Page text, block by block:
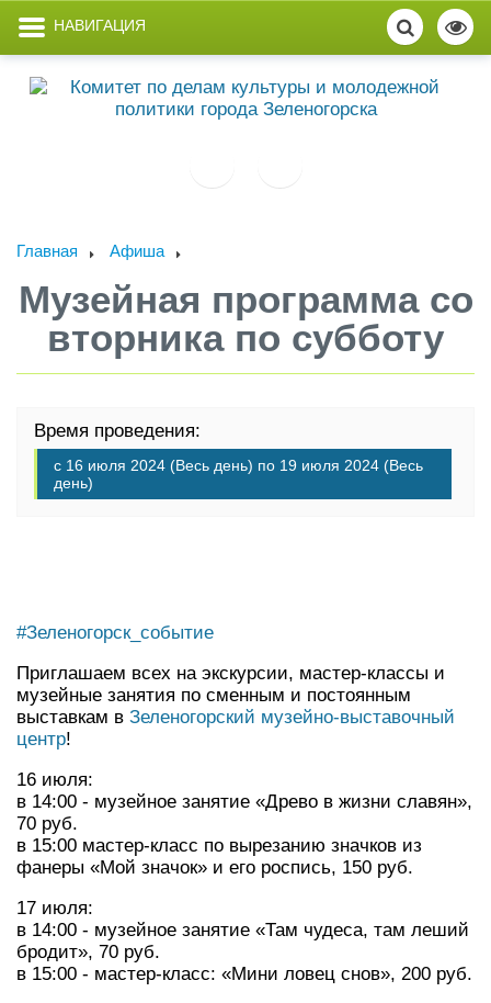
НАВИГАЦИЯ
Главная Афиша
Музейная программа со
вторника по субботу
Время проведения:
с 16 июля 2024 (Весь день) по 19 июля 2024 (Весь
день)
#Зеленогорск_событие
Приглашаем всех на экскурсии, мастер-классы и
музейные занятия по сменным и постоянным
выставкам в Зеленогорский музейно-выставочный
центр!
16 июля:
в 14:00 - музейное занятие «Древо в жизни славян»,
70 руб.
в 15:00 мастер-класс по вырезанию значков из
фанеры «Мой значок» и его роспись, 150 руб.
17 июля:
в 14:00 - музейное занятие «Там чудеса, там леший
бродит», 70 руб.
в 15:00 - мастер-класс: «Мини ловец снов», 200 руб.